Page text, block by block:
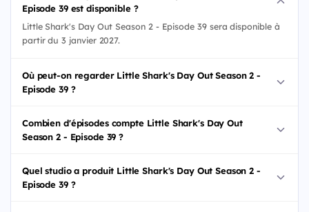
Episode 39 est disponible ?
Little Shark's Day Out Season 2 - Episode 39 sera disponible à
partir du 3 janvier 2027.
Où peut-on regarder Little Shark's Day Out Season 2 -
Episode 39 ?
Combien d'épisodes compte Little Shark's Day Out
Season 2 - Episode 39 ?
Quel studio a produit Little Shark's Day Out Season 2 -
Episode 39 ?